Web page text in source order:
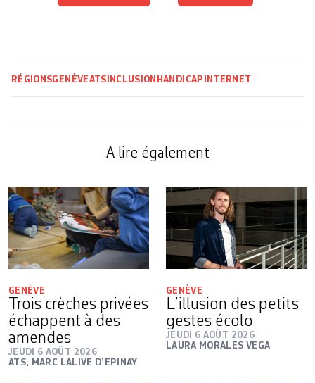
RÉGIONSGENÈVEATS INCLUSION HANDICAP INTERNET
A lire également
GENÈVE
Trois crèches privées
échappent à des
amendes
JEUDI 6 AOÛT 2026
ATS, MARC LALIVE D’EPINAY
GENÈVE
L’illusion des petits
gestes écolo
JEUDI 6 AOÛT 2026
LAURA MORALES VEGA